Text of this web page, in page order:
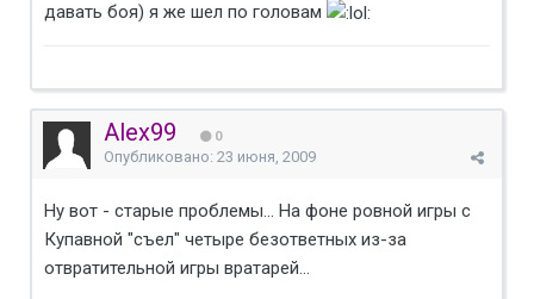
давать боя) я же шел по головам
Alex99 0
Опубликовано: 23 июня, 2009
Ну вот - старые проблемы... На фоне ровной игры с
Купавной "съел" четыре безответных из-за
отвратительной игры вратарей...